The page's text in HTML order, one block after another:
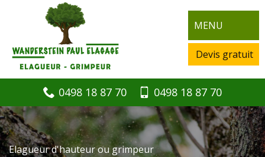
MENU
Devis gratuit
0498 18 87 70 0498 18 87 70
Elagueur d'hauteur ou grimpeur